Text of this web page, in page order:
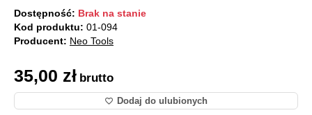
Dostępność: Brak na stanie
Kod produktu: 01-094
Producent: Neo Tools
35,00 zł brutto
Dodaj do ulubionych